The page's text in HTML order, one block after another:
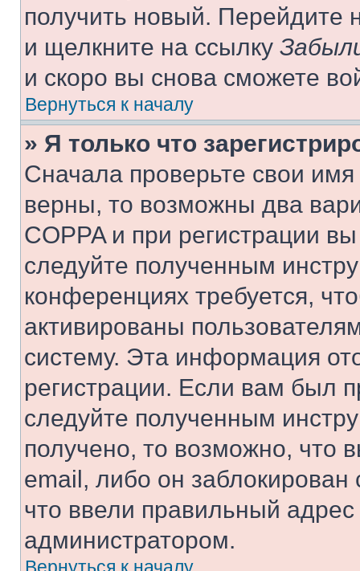
получить новый. Перейдите
и щелкните на ссылку
и скоро вы снова сможете
Вернуться к началу
» Я только что
Сначала проверьте свои
верны, то возможны два
COPPA и при регистрации
следуйте полученным
конференциях требуется,
активированы
систему. Эта информация
регистрации. Если вам был
следуйте полученным
получено, то возможно, что
email, либо он
что ввели правильный адрес
администратором.